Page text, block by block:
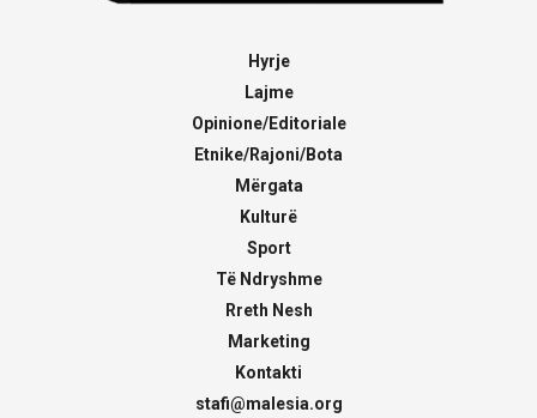
Hyrje
Lajme
Opinione/Editoriale
Etnike/Rajoni/Bota
Mërgata
Kulturë
Sport
Të Ndryshme
Rreth Nesh
Marketing
Kontakti
stafi@malesia.org